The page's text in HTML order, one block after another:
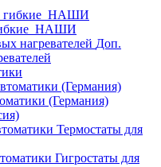
Доп.
(Германия)
Термостаты для
Гигростаты для